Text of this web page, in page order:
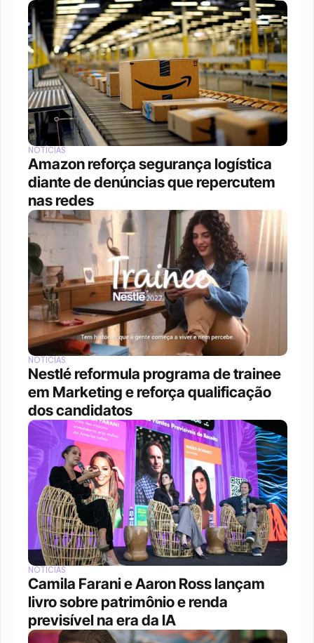
NOTÍCIAS
Amazon reforça segurança logística
diante de denúncias que repercutem
nas redes
NOTÍCIAS
Nestlé reformula programa de trainee
em Marketing e reforça qualificação
dos candidatos
NOTÍCIAS
Camila Farani e Aaron Ross lançam
livro sobre patrimônio e renda
previsível na era da IA